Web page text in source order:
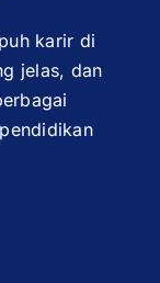
karir di
jelas, dan